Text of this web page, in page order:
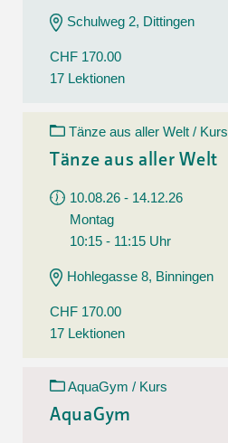
Schulweg 2, Dittingen
CHF 170.00
17 Lektionen
Tänze aus aller Welt / Kurs
Tänze aus aller Welt
10.08.26 - 14.12.26
Montag
10:15 - 11:15 Uhr
Hohlegasse 8, Binningen
CHF 170.00
17 Lektionen
AquaGym / Kurs
AquaGym